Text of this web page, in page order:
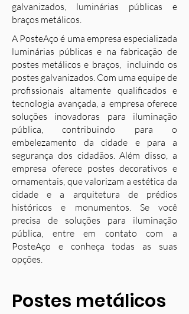
galvanizados, luminárias públicas e
braços metálicos.
A PosteAço é uma empresa especializada
luminárias públicas e na fabricação de
postes metálicos e braços, incluindo os
postes galvanizados. Com uma equipe de
profissionais altamente qualificados e
tecnologia avançada, a empresa oferece
soluções inovadoras para iluminação
pública, contribuindo para o
embelezamento da cidade e para a
segurança dos cidadãos. Além disso, a
empresa oferece postes decorativos e
ornamentais, que valorizam a estética da
cidade e a arquitetura de prédios
históricos e monumentos. Se você
precisa de soluções para iluminação
pública, entre em contato com a
PosteAço e conheça todas as suas
opções.
Postes metálicos